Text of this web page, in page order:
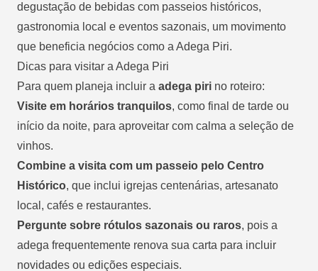
degustação de bebidas com passeios históricos,
gastronomia local e eventos sazonais, um movimento
que beneficia negócios como a Adega Piri.
Dicas para visitar a Adega Piri
Para quem planeja incluir a adega piri no roteiro:
Visite em horários tranquilos, como final de tarde ou
início da noite, para aproveitar com calma a seleção de
vinhos.
Combine a visita com um passeio pelo Centro
Histórico, que inclui igrejas centenárias, artesanato
local, cafés e restaurantes.
Pergunte sobre rótulos sazonais ou raros, pois a
adega frequentemente renova sua carta para incluir
novidades ou edições especiais.